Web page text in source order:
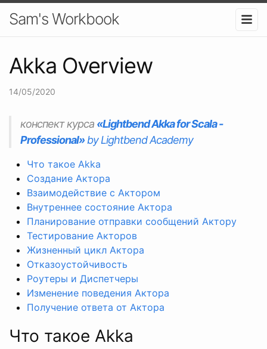
Sam's Workbook
Akka Overview
14/05/2020
конспект курса «Lightbend Akka for Scala -
Professional»by Lightbend Academy
Что такое Akka
Создание Актора
Взаимодействие с Актором
Внутреннее состояние Актора
Планирование отправки сообщений Актору
Тестирование Акторов
Жизненный цикл Актора
Отказоустойчивость
Роутеры и Диспетчеры
Изменение поведения Актора
Получение ответа от Актора
Что такое Akka